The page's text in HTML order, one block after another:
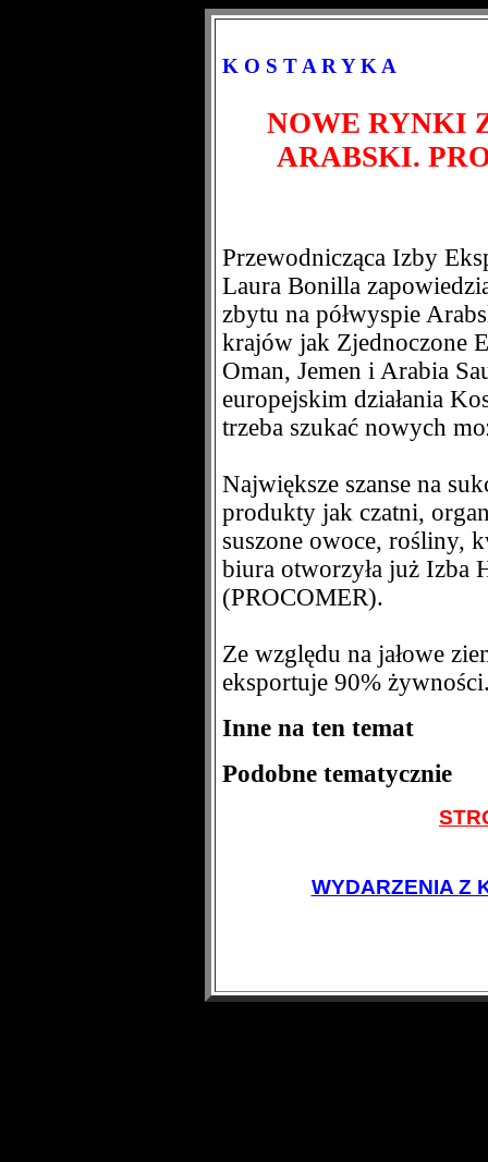
K O S T A R Y K A
NOWE RYNKI
ARABSKI.
Przewodnicząca Izby
Laura Bonilla
zbytu na półwyspie
krajów jak Zjednoczone
Oman, Jemen i Arabia
europejskim działania
trzeba szukać nowych
Największe szanse na
produkty jak czatni,
suszone owoce, rośliny,
biura otworzyła już Izba
(PROCOMER).
Ze względu na jałowe
eksportuje 90%
Inne na ten temat
Podobne tematycznie
WYDARZENIA Z